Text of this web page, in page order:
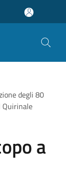
degli 80
Quirinale
a